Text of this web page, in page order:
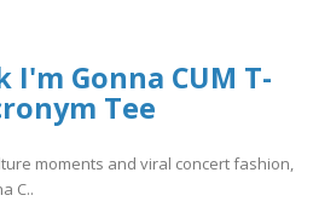
I'm Gonna CUM T-
Tee
moments and viral concert fashion,
C..